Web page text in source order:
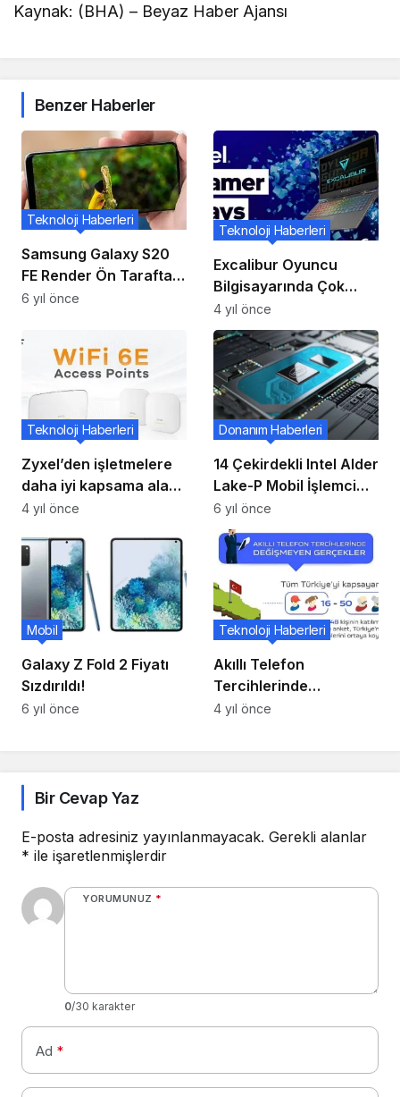
Kaynak: (BHA) – Beyaz Haber Ajansı
Benzer Haberler
Samsung Galaxy S20
FE Render Ön Tarafta
Bir Delgi Deliği Ekranı
Teknoloji Haberleri
6 yıl önce
Excalibur Oyuncu
Bilgisayarında Çok
Özel Fırsatların
Sunulduğu Kampanya
Başladı
Teknoloji Haberleri
4 yıl önce
Zyxel’den işletmelere
daha iyi kapsama alanı
sunan yeni ürün: WiFi
Teknoloji Haberleri
4 yıl önce
14 Çekirdekli Intel Alder
Lake-P Mobil İşlemci
Sızdırıldı!
Donanım Haberleri
6 yıl önce
Galaxy Z Fold 2 Fiyatı
Sızdırıldı!
Mobil
6 yıl önce
Akıllı Telefon
Tercihlerinde
Değişmeyen Gerçekler
Teknoloji Haberleri
4 yıl önce
Bir Cevap Yaz
E-posta adresiniz yayınlanmayacak. Gerekli alanlar
* ile işaretlenmişlerdir
YORUMUNUZ *
0/30 karakter
Ad *